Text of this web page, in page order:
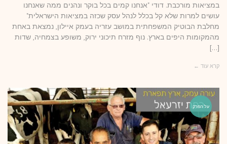
במציאות מורכבת. דודי "אנחנו קמים בכל בוקר ונהנים ממה שאנחנו
עושים למרות שלא קל בכלל לנהל עסק שכזה במציאות הישראלית"
מחלבת הבוטיק המשפחתית במושב עזריה בעמק איילון, נמצאת באחת
מהמקומות היפים בארץ. נוף מזרח תיכוני ירוק, משופע בצמחיה, שדות
[…]
קרא עוד ←
על הפרק